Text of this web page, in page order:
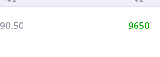
90.50 9650